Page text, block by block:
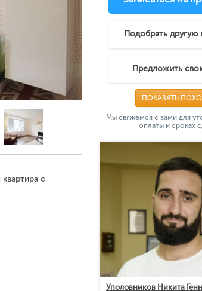
с
Подобрать другую
Предложить
ПОКАЗАТЬ
Мы свяжемся с вами для
оплаты и сроках
Уполовников Никита